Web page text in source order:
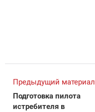
Предыдущий материал
Подготовка пилота
истребителя в